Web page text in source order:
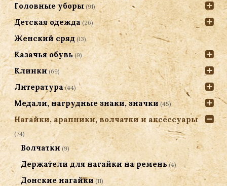
Головные уборы (91)
Детская одежда (26)
Женский сряд (13)
Казачья обувь (9)
Клинки (69)
Литература (44)
Медали, нагрудные знаки, значки (45)
Нагайки, арапники, волчатки и аксессуары
(74)
Волчатки (9)
Держатели для нагайки на ремень (4)
Донские нагайки (11)